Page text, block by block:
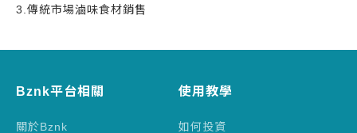
3.傳統市場滷味食材銷售
Bznk平台相關
關於Bznk
使用教學
如何投資